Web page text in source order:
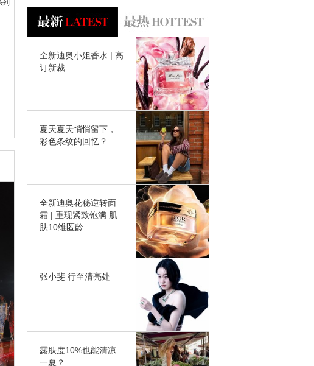
全新迪奥小姐香水 | 高
订新裁
夏天夏天悄悄留下，
彩色条纹的回忆？
全新迪奥花秘逆转面
霜 | 重现紧致饱满 肌
肤10维匿龄
张小斐 行至清亮处
露肤度10%也能清凉
一夏？